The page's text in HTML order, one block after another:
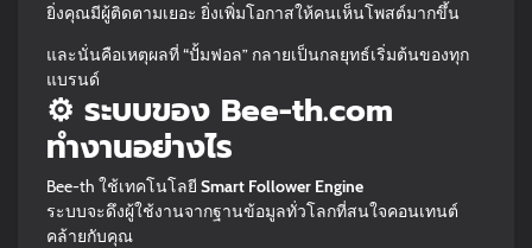
ยิ่งคุณมีผู้ติดตามเยอะ ยิ่งเพิ่มโอกาสให้คนเห็นโพสต์มากขึ้น
และนั่นคือเหตุผลที่ “ปั้มฟอล” กลายเป็นกลยุทธ์เริ่มต้นของทุก
แบรนด์
⚙️ ระบบของ Bee-th.com
ทำงานอย่างไร
Bee-th ใช้เทคโนโลยี Smart Follower Engine
ระบบจะดึงผู้ใช้งานจากฐานข้อมูลทั่วโลกที่สนใจคอนเทนต์
คล้ายกับคุณ